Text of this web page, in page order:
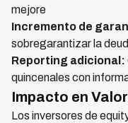
mejore
Incremento de
sobregarantizar la
Reporting adicional:
quincenales con
Impacto en
Los inversores de